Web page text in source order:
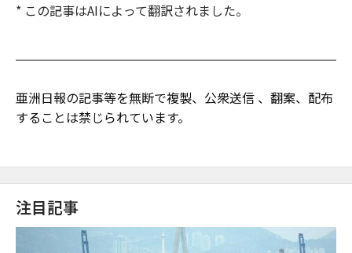
* この記事はAIによって翻訳されました。
亜洲日報の記事等を無断で複製、公衆送信 、翻案、配布
することは禁じられています。
注目記事